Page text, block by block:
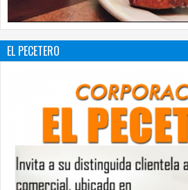
EL PECETERO